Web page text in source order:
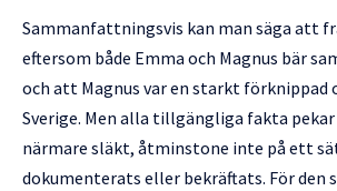
Sammanfattningsvis kan man säga att
eftersom både Emma och Magnus bär
och att Magnus var en starkt förknippad
Sverige. Men alla tillgängliga fakta
närmare släkt, åtminstone inte på ett
dokumenterats eller bekräftats. För den